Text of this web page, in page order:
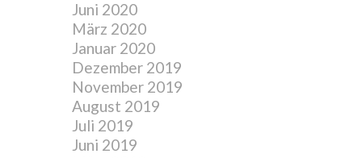
Juni 2020
März 2020
Januar 2020
Dezember 2019
November 2019
August 2019
Juli 2019
Juni 2019